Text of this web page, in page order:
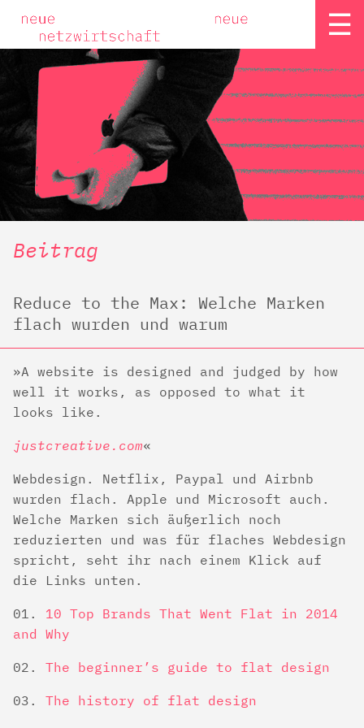
☰
Beitrag
Reduce to the Max: Welche Marken
flach wurden und warum
A website is designed and judged by how
well it works, as opposed to what it
looks like.
justcreative.com
Webdesign. Netflix, Paypal und Airbnb
wurden flach. Apple und Microsoft auch.
Welche Marken sich äußerlich noch
reduzierten und was für flaches Webdesign
spricht, seht ihr nach einem Klick auf
die Links unten.
10 Top Brands That Went Flat in 2014
and Why
The beginner’s guide to flat design
The history of flat design